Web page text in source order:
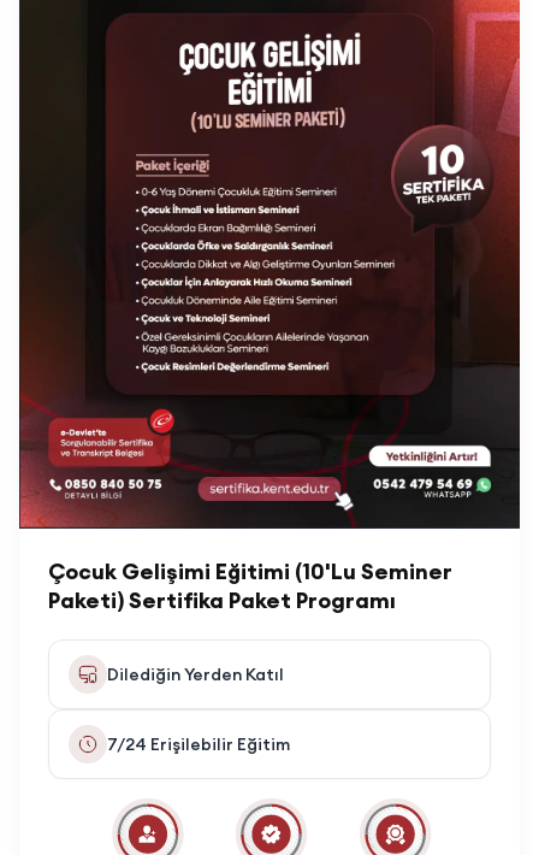
Çocuk Gelişimi Eğitimi (10'Lu Seminer
Paketi) Sertifika Paket Programı
Dilediğin Yerden Katıl
7/24 Erişilebilir Eğitim